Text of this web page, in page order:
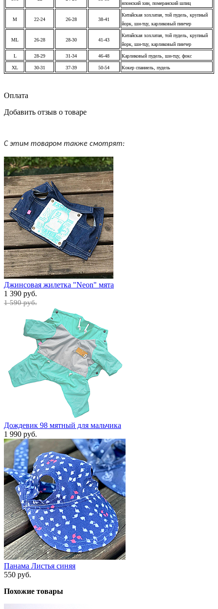
японский хин, померанский шпиц
M 22-24 26-28 38-41
Китайская хохлатая, той пудель, крупный
йорк, ши-тцу, карликовый пинчер
ML 26-28 28-30 41-43
Китайская хохлатая, той пудель, крупный
йорк, ши-тцу, карликовый пинчер
L 28-29 31-34 46-48 Карликовый пудель, ши-тцу, фокс
XL 30-31 37-39 50-54 Кокер спаниель, пудель
Оплата
Добавить отзыв о товаре
С этим товаром также смотрят:
Джинсовая жилетка "Neon" мята
1 390 руб.
1 590 руб.
Дождевик 98 мятный для мальчика
1 990 руб.
Панама Листья синяя
550 руб.
Похожие товары